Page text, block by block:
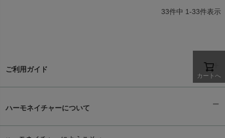
33件中 1-33件表示
カートへ
ご利用ガイド
ハーモネイチャーについて